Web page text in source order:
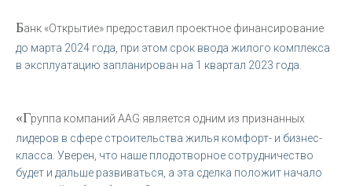
Банк «Открытие» предоставил проектное финансирование
до марта 2024 года, при этом срок ввода жилого комплекса
в эксплуатацию запланирован на 1 квартал 2023 года.
«Группа компаний AAG является одним из признанных
лидеров в сфере строительства жилья комфорт- и бизнес-
класса. Уверен, что наше плодотворное сотрудничество
будет и дальше развиваться, а эта сделка положит начало